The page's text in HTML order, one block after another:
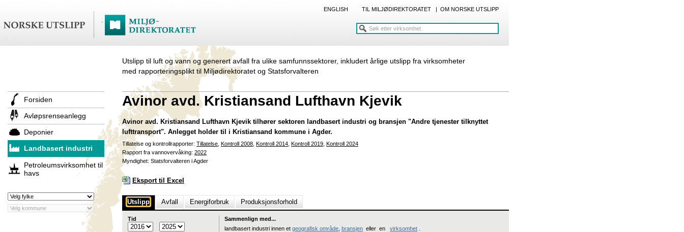
ENGLISH TIL MILJØDIREKTORATET | OM NORSKE UTSLIPP
Utslipp til luft og vann og generert avfall fra ulike samfunnssektorer, inkludert årlige utslipp fra virksomheter
med rapporteringsplikt til Miljødirektoratet og Statsforvalteren
Forsiden
Avløpsrenseanlegg
Deponier
Landbasert industri
Petroleumsvirksomhet til
havs
Avinor avd. Kristiansand Lufthavn Kjevik
Avinor avd. Kristiansand Lufthavn Kjevik tilhører sektoren landbasert industri og bransjen "Andre tjenester tilknyttet
lufttransport". Anlegget holder til i Kristiansand kommune i Agder.
Tillatelse og kontrollrapporter: Tillatelse Kontroll 2008 Kontroll 2014 Kontroll 2019 Kontroll 2024
Rapport fra vannovervåking: 2022
Myndighet: Statsforvalteren i Agder
Eksport til Excel
Utslipp Avfall Energiforbruk Produksjonsforhold
Tid
Sammenlign med...
landbasert industri innen et geografisk område bransjen eller en virksomhet